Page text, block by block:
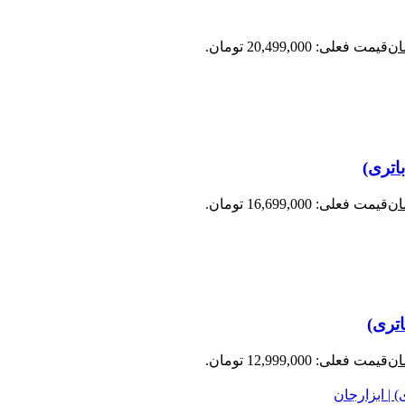
قیمت فعلی: 20,499,000 تومان.
قیمت فعلی: 16,699,000 تومان.
قیمت فعلی: 12,999,000 تومان.